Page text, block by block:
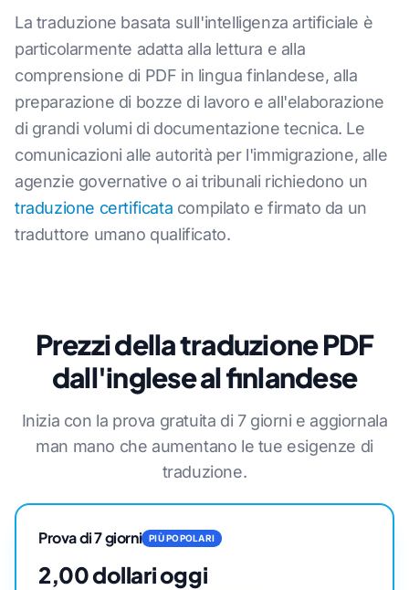
La traduzione basata sull'intelligenza artificiale è
particolarmente adatta alla lettura e alla
comprensione di PDF in lingua finlandese, alla
preparazione di bozze di lavoro e all'elaborazione
di grandi volumi di documentazione tecnica. Le
comunicazioni alle autorità per l'immigrazione, alle
agenzie governative o ai tribunali richiedono un
traduzione certificata compilato e firmato da un
traduttore umano qualificato.
Prezzi della traduzione PDF
dall'inglese al finlandese
Inizia con la prova gratuita di 7 giorni e aggiornala
man mano che aumentano le tue esigenze di
traduzione.
Prova di 7 giorni PIÙ POPOLARI
2,00 dollari oggi